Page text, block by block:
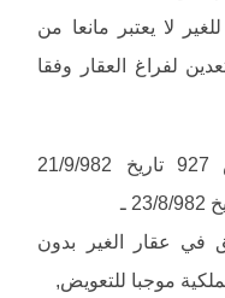
لا يعتبر مانعا من
لفراغ العقار وفقا
نقض مدني سوري 1669 أساس 927 تاريخ 21/9/982
في عقار الغير بدون
موجبا للتعويض,